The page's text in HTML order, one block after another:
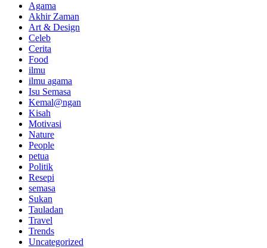
Agama
Akhir Zaman
Art & Design
Celeb
Cerita
Food
ilmu
ilmu agama
Isu Semasa
Kemal@ngan
Kisah
Motivasi
Nature
People
petua
Politik
Resepi
semasa
Sukan
Tauladan
Travel
Trends
Uncategorized